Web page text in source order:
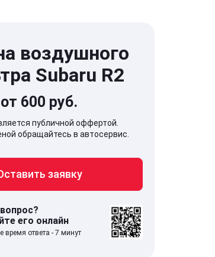
обл,
воздушного
Subaru R2
от 600 руб.
публичной оффертой.
обращайтесь в автосервис.
заявку
его онлайн
время ответа - 7 минут